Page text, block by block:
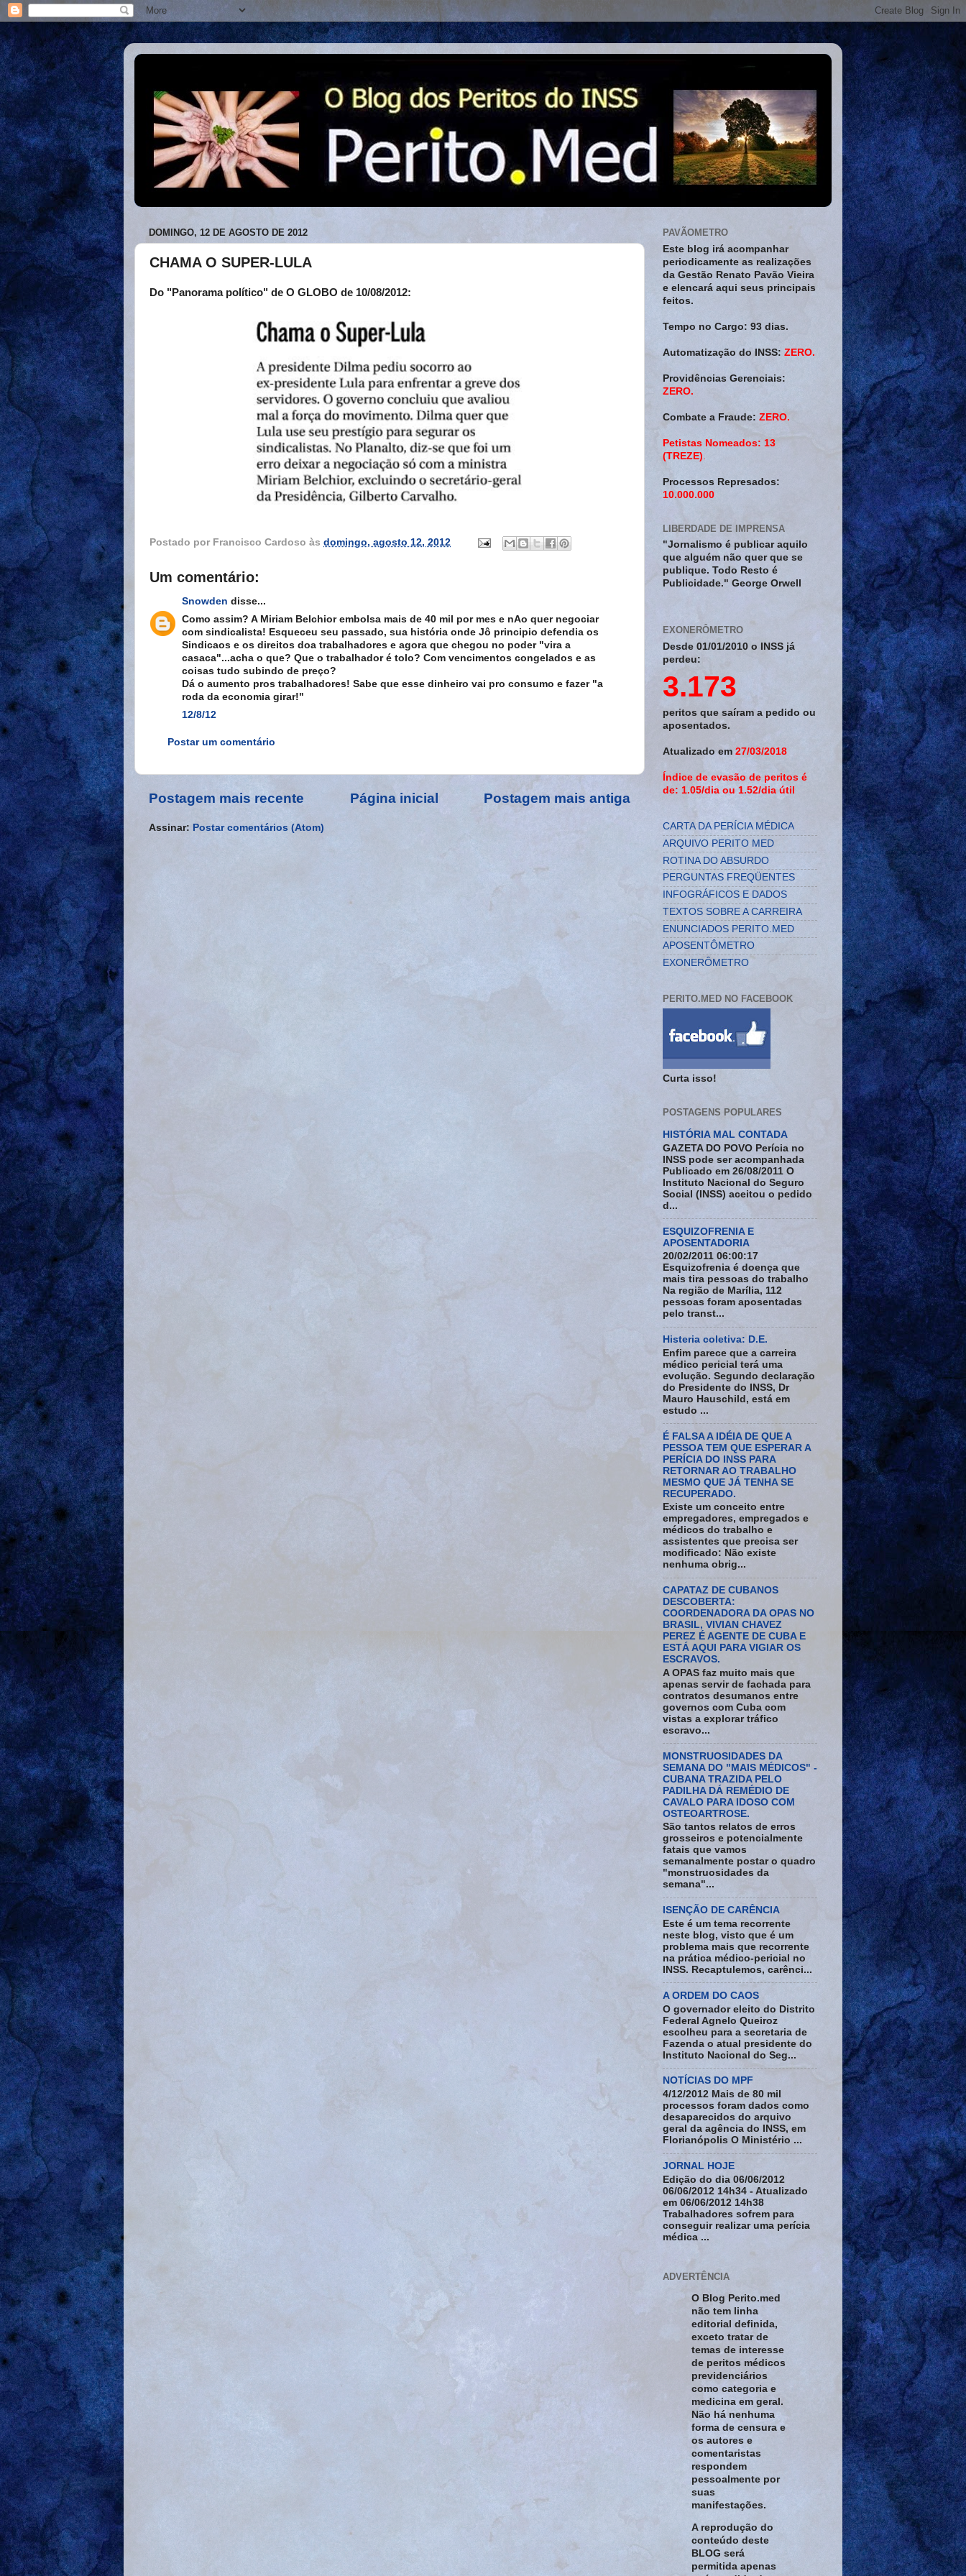
DOMINGO, 12 DE AGOSTO DE 2012
CHAMA O SUPER-LULA
Do "Panorama político" de O GLOBO de 10/08/2012:
Postado por Francisco Cardoso às domingo, agosto 12, 2012
Um comentário:
Snowden disse...
Como assim? A Miriam Belchior embolsa mais de 40 mil por mes e nAo quer negociar
com sindicalista! Esqueceu seu passado, sua história onde Jô principio defendia os
Sindicaos e os direitos doa trabalhadores e agora que chegou no poder "vira a
casaca"...acha o que? Que o trabalhador é tolo? Com vencimentos congelados e as
coisas tudo subindo de preço?
Dá o aumento pros trabalhadores! Sabe que esse dinheiro vai pro consumo e fazer "a
roda da economia girar!"
12/8/12
Postar um comentário
Postagem mais recente Postagem mais antiga
Página inicial
Assinar: Postar comentários (Atom)
PAVÃOMETRO
Este blog irá acompanhar
periodicamente as realizações
da Gestão Renato Pavão Vieira
e elencará aqui seus principais
feitos.
Tempo no Cargo: 93 dias.
Automatização do INSS: ZERO.
Providências Gerenciais:
ZERO.
Combate a Fraude: ZERO.
Petistas Nomeados: 13
(TREZE)
Processos Represados:
10.000.000
LIBERDADE DE IMPRENSA
"Jornalismo é publicar aquilo
que alguém não quer que se
publique. Todo Resto é
Publicidade." George Orwell
EXONERÔMETRO
Desde 01/01/2010 o INSS já
perdeu:
3.173
peritos que saíram a pedido ou
aposentados.
Atualizado em 27/03/2018
Índice de evasão de peritos é
de: 1.05/dia ou 1.52/dia útil
CARTA DA PERÍCIA MÉDICA
ARQUIVO PERITO MED
ROTINA DO ABSURDO
PERGUNTAS FREQÜENTES
INFOGRÁFICOS E DADOS
TEXTOS SOBRE A CARREIRA
ENUNCIADOS PERITO.MED
APOSENTÔMETRO
EXONERÔMETRO
PERITO.MED NO FACEBOOK
Curta isso!
POSTAGENS POPULARES
HISTÓRIA MAL CONTADA
GAZETA DO POVO Perícia no
INSS pode ser acompanhada
Publicado em 26/08/2011 O
Instituto Nacional do Seguro
Social (INSS) aceitou o pedido
d...
ESQUIZOFRENIA E
APOSENTADORIA
20/02/2011 06:00:17
Esquizofrenia é doença que
mais tira pessoas do trabalho
Na região de Marília, 112
pessoas foram aposentadas
pelo transt...
Histeria coletiva: D.E.
Enfim parece que a carreira
médico pericial terá uma
evolução. Segundo declaração
do Presidente do INSS, Dr
Mauro Hauschild, está em
estudo ...
É FALSA A IDÉIA DE QUE A
PESSOA TEM QUE ESPERAR A
PERÍCIA DO INSS PARA
RETORNAR AO TRABALHO
MESMO QUE JÁ TENHA SE
RECUPERADO.
Existe um conceito entre
empregadores, empregados e
médicos do trabalho e
assistentes que precisa ser
modificado: Não existe
nenhuma obrig...
CAPATAZ DE CUBANOS
DESCOBERTA:
COORDENADORA DA OPAS NO
BRASIL, VIVIAN CHAVEZ
PEREZ É AGENTE DE CUBA E
ESTÁ AQUI PARA VIGIAR OS
ESCRAVOS.
A OPAS faz muito mais que
apenas servir de fachada para
contratos desumanos entre
governos com Cuba com
vistas a explorar tráfico
escravo...
MONSTRUOSIDADES DA
SEMANA DO "MAIS MÉDICOS" -
CUBANA TRAZIDA PELO
PADILHA DÁ REMÉDIO DE
CAVALO PARA IDOSO COM
OSTEOARTROSE.
São tantos relatos de erros
grosseiros e potencialmente
fatais que vamos
semanalmente postar o quadro
"monstruosidades da
semana"...
ISENÇÃO DE CARÊNCIA
Este é um tema recorrente
neste blog, visto que é um
problema mais que recorrente
na prática médico-pericial no
INSS. Recaptulemos, carênci...
A ORDEM DO CAOS
O governador eleito do Distrito
Federal Agnelo Queiroz
escolheu para a secretaria de
Fazenda o atual presidente do
Instituto Nacional do Seg...
NOTÍCIAS DO MPF
4/12/2012 Mais de 80 mil
processos foram dados como
desaparecidos do arquivo
geral da agência do INSS, em
Florianópolis O Ministério ...
JORNAL HOJE
Edição do dia 06/06/2012
06/06/2012 14h34 - Atualizado
em 06/06/2012 14h38
Trabalhadores sofrem para
conseguir realizar uma perícia
médica ...
ADVERTÊNCIA
O Blog Perito.med
não tem linha
editorial definida,
exceto tratar de
temas de interesse
de peritos médicos
previdenciários
como categoria e
medicina em geral.
Não há nenhuma
forma de censura e
os autores e
comentaristas
respondem
pessoalmente por
suas
manifestações.
A reprodução do
conteúdo deste
BLOG será
permitida apenas